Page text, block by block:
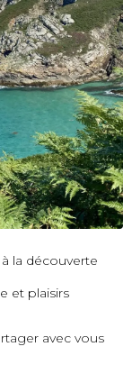
la découverte
et plaisirs
avec vous